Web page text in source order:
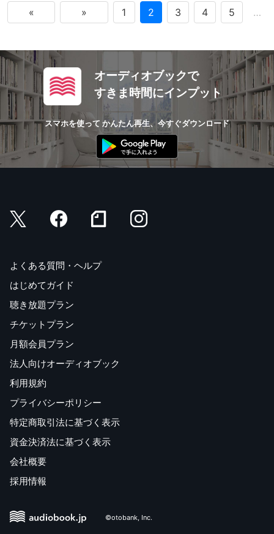
« » 1 2 3 4 5 …
オーディオブックで
すきま時間にインプット
スマホを使って かんたん再生、今すぐダウンロード
よくある質問・ヘルプ
はじめてガイド
聴き放題プラン
チケットプラン
月額会員プラン
法人向けオーディオブック
利用規約
プライバシーポリシー
特定商取引法に基づく表示
資金決済法に基づく表示
会社概要
採用情報
©otobank, Inc.